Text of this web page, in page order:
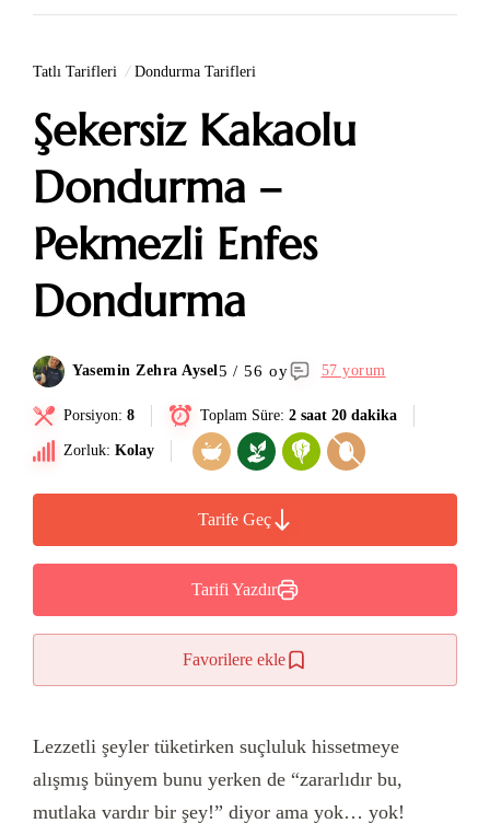
Tatlı Tarifleri Dondurma Tarifleri
Şekersiz Kakaolu
Dondurma –
Pekmezli Enfes
Dondurma
Yasemin Zehra Aysel5 / 56 oy 57 yorum
Porsiyon: 8 Toplam Süre: 2 saat 20 dakika
Zorluk: Kolay
Tarife Geç
Tarifi Yazdır
Favorilere ekle
Lezzetli şeyler tüketirken suçluluk hissetmeye
alışmış bünyem bunu yerken de “zararlıdır bu,
mutlaka vardır bir şey!” diyor ama yok… yok!